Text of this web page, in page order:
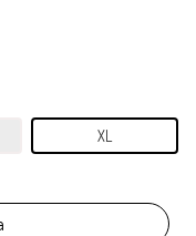
XL